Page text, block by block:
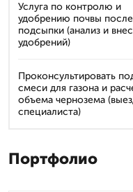
Услуга по контролю и
удобрению почвы после
подсыпки (анализ и
удобрений)
Проконсультировать
смеси для газона и
объема чернозема
специалиста)
Портфолио